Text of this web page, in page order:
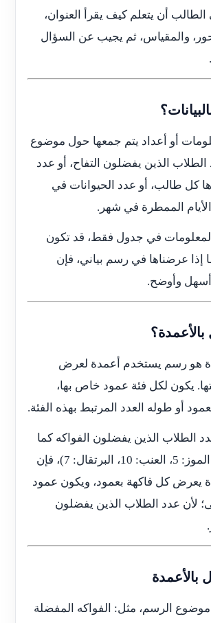
أن يتعلم كيف يقرأ العنوان،
والمقياس، ثم يجيب عن السؤال
أو أعداد يتم جمعها حول موضوع
الطلاب الذين يفضلون التفاح، أو عدد
كل طالب، أو عدد الحيوانات في
الممطرة في شهر.
المعلومات في جدول فقط، قد تكون
إذا عرضناها في رسم بياني، فإن
أسهل وأوضح.
بالأعمدة؟
هو رسم يستخدم أعمدة لعرض
يكون لكل فئة عمود خاص بها،
أو طوله العدد المرتبط بهذه الفئة.
الطلاب الذين يفضلون الفواكه كما
يلي (التفاح: 8، الموز: 5، العنب: 10، البرتقال: 7)، فإن
يعرض كل فاكهة بعمود، ويكون عمود
لأن عدد الطلاب الذين يفضلون
بالأعمدة
الرسم، مثل: الفواكه المفضلة